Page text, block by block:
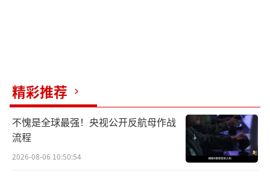
精彩推荐
不愧是全球最强！央视公开反航母作战
流程
2026-08-06 10:50:54